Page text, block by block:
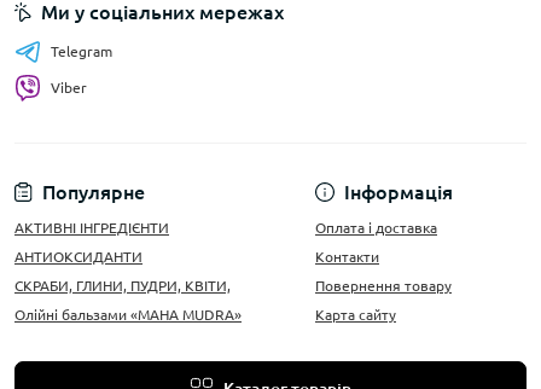
Популярне
АКТИВНІ ІНГРЕДІЄНТИ
АНТИОКСИДАНТИ
СКРАБИ, ГЛИНИ, ПУДРИ, КВІТИ,
Олійні бальзами «MAHA MUDRA»
Інформація
Оплата і доставка
Контакти
Повернення товару
Карта сайту
Ми у соціальних мережах
Telegram
Viber